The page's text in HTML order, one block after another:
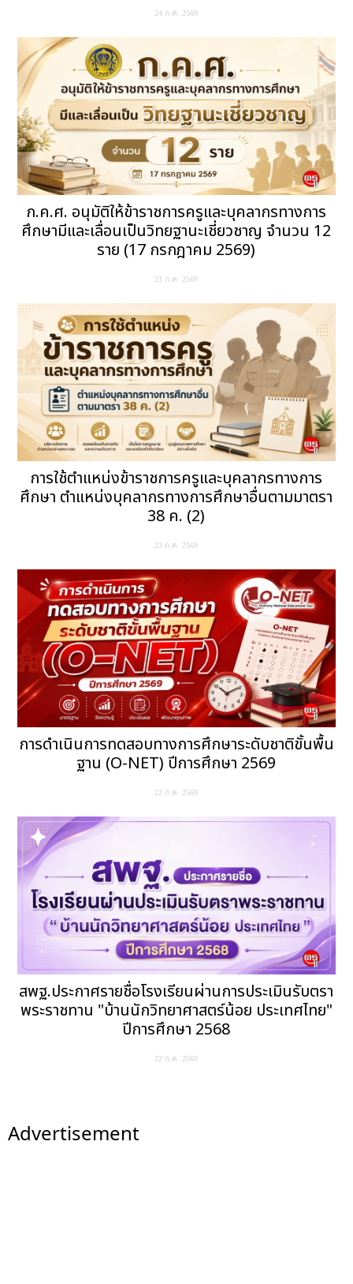
24 ก.ค. 2569
ก.ค.ศ. อนุมัติให้ข้าราชการครูและบุคลากรทางการ
ศึกษามีและเลื่อนเป็นวิทยฐานะเชี่ยวชาญ จำนวน 12
ราย (17 กรกฎาคม 2569)
23 ก.ค. 2569
การใช้ตำแหน่งข้าราชการครูและบุคลากรทางการ
ศึกษา ตำแหน่งบุคลากรทางการศึกษาอื่นตามมาตรา
38 ค. (2)
23 ก.ค. 2569
การดำเนินการทดสอบทางการศึกษาระดับชาติขั้นพื้น
ฐาน (O-NET) ปีการศึกษา 2569
22 ก.ค. 2569
สพฐ.ประกาศรายชื่อโรงเรียนผ่านการประเมินรับตรา
พระราชทาน "บ้านนักวิทยาศาสตร์น้อย ประเทศไทย"
ปีการศึกษา 2568
22 ก.ค. 2569
Advertisement